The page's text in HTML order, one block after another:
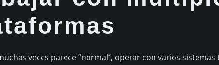
veces parece “normal”, operar con varios sistemas